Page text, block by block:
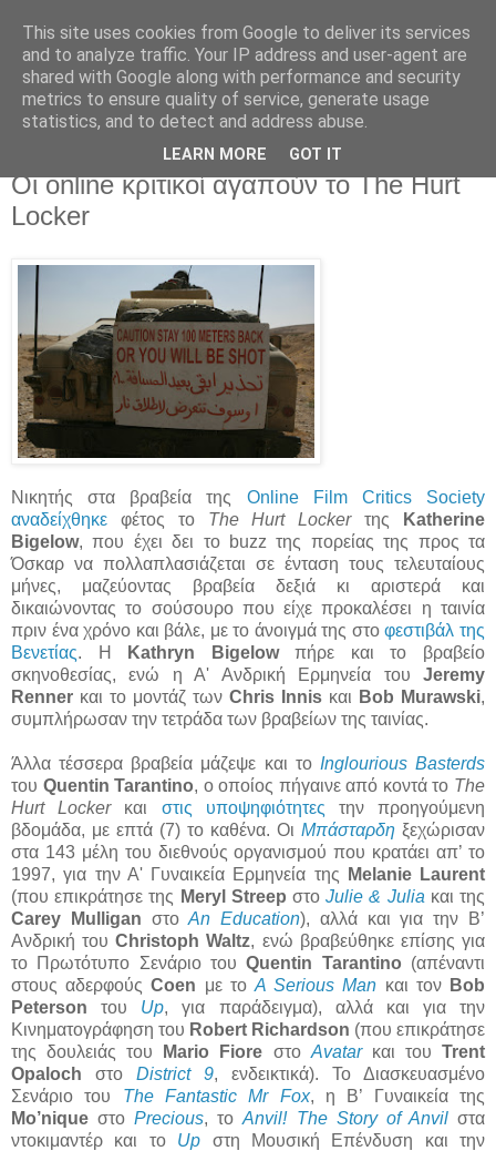
Movies For The Masses
Challenging common sense since 2004
Thursday, January 07, 2010
Οι online κριτικοί αγαπούν το The Hurt
Locker
Νικητής στα βραβεία της Online Film Critics Society
αναδείχθηκε φέτος το The Hurt Lockerτης
Katherine
Bigelow, που έχει δει το buzz της πορείας της προς τα
Όσκαρ να πολλαπλασιάζεται σε ένταση τους τελευταίους
μήνες, μαζεύοντας βραβεία δεξιά κι αριστερά και
δικαιώνοντας το σούσουρο που είχε προκαλέσει η ταινία
πριν ένα χρόνο και βάλε, με το άνοιγμά της στοφεστιβάλ της
Βενετίας. Η Kathryn Bigelowπήρε και το βραβείο
σκηνοθεσίας, ενώ η Α' Ανδρική Ερμηνεία του Jeremy
Renner και το μοντάζ των Chris Innis και Bob Murawski,
συμπλήρωσαν την τετράδα των βραβείων της ταινίας.
Άλλα τέσσερα βραβεία μάζεψε και το Inglourious Basterds
του Quentin Tarantino, ο οποίος πήγαινε από κοντά το The
Hurt Lockerκαι στις υποψηφιότητες την προηγούμενη
βδομάδα, με επτά (7) το καθένα. Οι Μπάσταρδη ξεχώρισαν
στα 143 μέλη του διεθνούς οργανισμού που κρατάει απ’ το
1997, για την Α' Γυναικεία Ερμηνεία της
Melanie Laurent
(που επικράτησε της Meryl Streep στοJulie & Julia και της
Carey Mulligan στοAn Education), αλλά και για την Β’
Ανδρική τουChristoph Waltz, ενώ βραβεύθηκε επίσης για
το Πρωτότυπο Σενάριο τουQuentin Tarantino (απέναντι
στους αδερφούςCoen με τοA Serious Man και τον Bob
Peterson του Up, για παράδειγμα), αλλά και για την
Κινηματογράφηση του Robert Richardson (που επικράτησε
της δουλειάς του
Mario Fiore στο Avatarκαι τουTrent
Opaloch στο District 9, ενδεικτικά). Το Διασκευασμένο
Σενάριο του The Fantastic Mr Fox, η Β’ Γυναικεία της
Mo’nique στοPrecious, τοAnvil! The Story of Anvilστα
ντοκιμαντέρ και το Up στη Μουσική Επένδυση και την
This site uses cookies from Google to deliver its services
and to analyze traffic. Your IP address and user-agent are
shared with Google along with performance and security
metrics to ensure quality of service, generate usage
statistics, and to detect and address abuse.
LEARN MORE GOT IT